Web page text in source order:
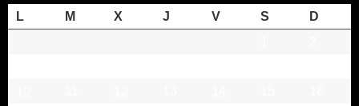
L
M X J V S
D